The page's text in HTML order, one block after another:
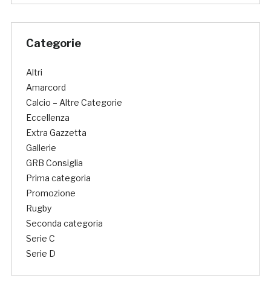
Categorie
Altri
Amarcord
Calcio – Altre Categorie
Eccellenza
Extra Gazzetta
Gallerie
GRB Consiglia
Prima categoria
Promozione
Rugby
Seconda categoria
Serie C
Serie D